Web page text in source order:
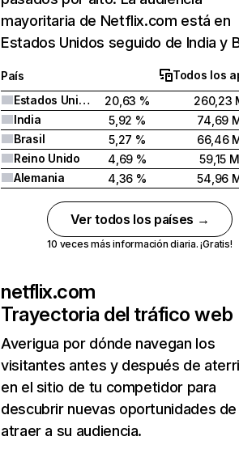
mayoritaria de Netflix.com está en
Estados Unidos seguido de India y
País
Todos los
Estados Unidos
20,63 %
260,23
India
5,92 %
74,69
Brasil
5,27 %
66,46
Reino Unido
4,69 %
59,15 M
Alemania
4,36 % 54,96
Ver todos los países →
10 veces más información diaria. ¡Gratis!
netflix.com
Trayectoria del tráfico web
Averigua por dónde navegan los
visitantes antes y después de
en el sitio de tu competidor para
descubrir nuevas oportunidades de
atraer a su audiencia.